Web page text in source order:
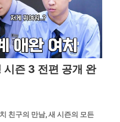
즌 3 전편 공개 완
친구의 만남, 새 시즌의 모든